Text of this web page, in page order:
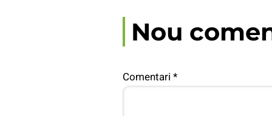
Nou
Comentari *